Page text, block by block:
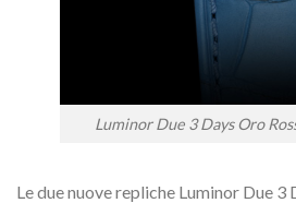
Luminor Due 3 Days Oro
Le due nuove repliche Luminor Due 3